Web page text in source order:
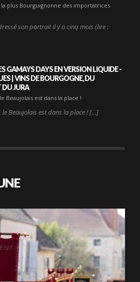
la plus Bourguignonne des importatrices
son portrait il y a cinq mois (lire :
GAMAYS DAYS EN VERSION LIQUIDE -
| VINS DE BOURGOGNE, DU
DU JURA
Beaujolais est dans la place !
Beaujolais est dans la place ! […]